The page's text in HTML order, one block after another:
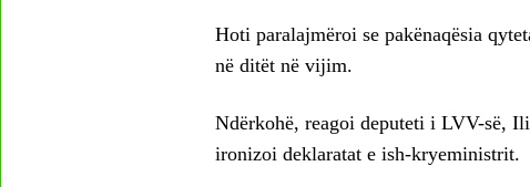
Hoti paralajmëroi se pakënaqësia
në ditët në vijim.
Ndërkohë, reagoi deputeti i LVV-së,
ironizoi deklaratat e ish-kryeministrit.